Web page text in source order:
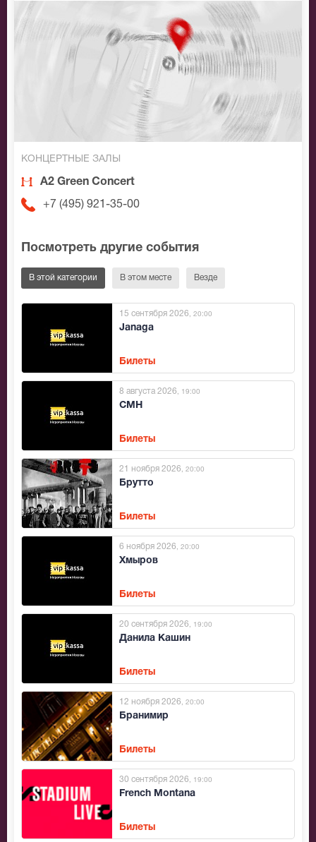
КОНЦЕРТНЫЕ ЗАЛЫ
A2 Green Concert
+7 (495) 921-35-00
Посмотреть другие события
В этой категории В этом месте Везде
Janaga
15 сентября 2026 , 20:00
Билеты
CMH
8 августа 2026 , 19:00
Билеты
Брутто
21 ноября 2026 , 20:00
Билеты
Хмыров
6 ноября 2026 , 20:00
Билеты
Данила Кашин
20 сентября 2026 , 19:00
Билеты
Бранимир
12 ноября 2026 , 20:00
Билеты
French Montana
30 сентября 2026 , 19:00
Билеты